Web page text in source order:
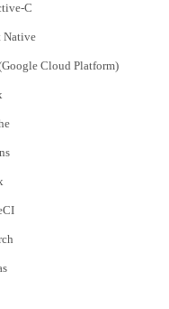
C
Native
Cloud Platform)